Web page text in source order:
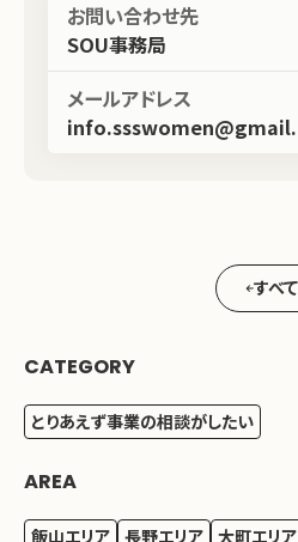
お問い合わせ先
SOU事務局
メールアドレス
すべ
CATEGORY
とりあえず事業の相談がしたい
AREA
飯山エリア 長野エリア 大町エリア